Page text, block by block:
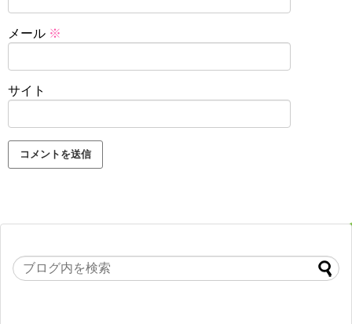
メール ※
サイト